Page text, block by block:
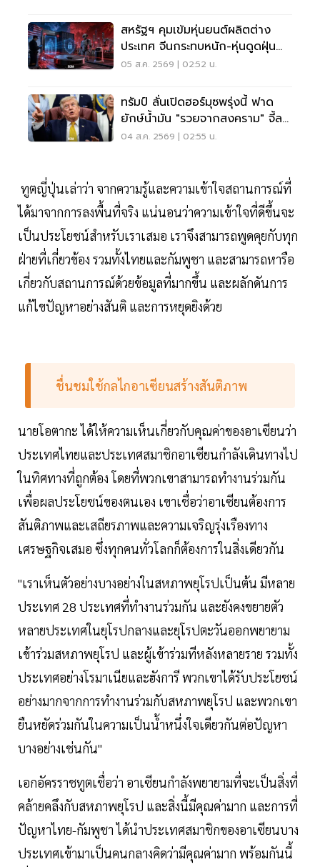
สหรัฐฯ คุมเข้มหุ่นยนต์ผลิตต่าง
ประเทศ จีนกระทบหนัก-หุ่นดูดฝุ่น
โดนด้วย
05 ส.ค. 2569 | 02:52 น.
ทรัมป์ ลั่นเปิดฮอร์มุซพรุ่งนี้ ฟาด
ยักษ์น้ำมัน "รวยจากสงคราม" จี้ลด
ราคาด่วน
04 ส.ค. 2569 | 02:55 น.
ทูตญี่ปุ่นเล่าว่า จากความรู้และความเข้าใจสถานการณ์ที่
ได้มาจากการลงพื้นที่จริง แน่นอนว่าความเข้าใจที่ดีขึ้นจะ
เป็นประโยชน์สำหรับเราเสมอ เราจึงสามารถพูดคุยกับทุก
ฝ่ายที่เกี่ยวข้อง รวมทั้งไทยและกัมพูชา และสามารถหารือ
เกี่ยวกับสถานการณ์ด้วยข้อมูลที่มากขึ้น และผลักดันการ
แก้ไขปัญหาอย่างสันติ และการหยุดยิงด้วย
ชื่นชมใช้กลไกอาเซียนสร้างสันติภาพ
นายโอตากะ ได้ให้ความเห็นเกี่ยวกับคุณค่าของอาเซียนว่า
ประเทศไทยและประเทศสมาชิกอาเซียนกำลังเดินทางไป
ในทิศทางที่ถูกต้อง โดยที่พวกเขาสามารถทำงานร่วมกัน
เพื่อผลประโยชน์ของตนเอง เขาเชื่อว่าอาเซียนต้องการ
สันติภาพและเสถียรภาพและความเจริญรุ่งเรืองทาง
เศรษฐกิจเสมอ ซึ่งทุกคนทั่วโลกก็ต้องการในสิ่งเดียวกัน
"เราเห็นตัวอย่างบางอย่างในสหภาพยุโรปเป็นต้น มีหลาย
ประเทศ 28 ประเทศที่ทำงานร่วมกัน และยังคงขยายตัว
หลายประเทศในยุโรปกลางและยุโรปตะวันออกพยายาม
เข้าร่วมสหภาพยุโรป และผู้เข้าร่วมทีหลังหลายราย รวมทั้ง
ประเทศอย่างโรมาเนียและฮังการี พวกเขาได้รับประโยชน์
อย่างมากจากการทำงานร่วมกับสหภาพยุโรป และพวกเขา
ยืนหยัดร่วมกันในความเป็นน้ำหนึ่งใจเดียวกันต่อปัญหา
บางอย่างเช่นกัน"
เอกอัครราชทูตเชื่อว่า อาเซียนกำลังพยายามที่จะเป็นสิ่งที่
คล้ายคลึงกับสหภาพยุโรป และสิ่งนี้มีคุณค่ามาก และการที่
ปัญหาไทย-กัมพูชา ได้นำประเทศสมาชิกของอาเซียนบาง
ประเทศเข้ามาเป็นคนกลางคิดว่ามีคุณค่ามาก พร้อมกันนี้